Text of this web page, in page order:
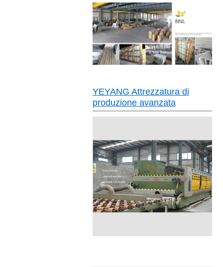
YEYANG Attrezzatura di
produzione avanzata